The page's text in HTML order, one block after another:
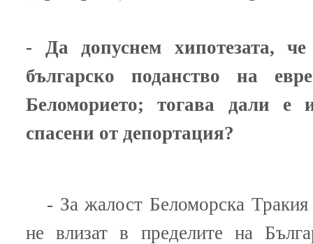
- Да допуснем хипотезата,
българско поданство на
Беломорието; тогава дали е
спасени от депортация?
- За жалост Беломорска
не влизат в пределите на